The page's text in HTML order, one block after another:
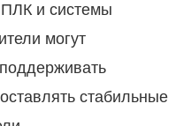
и системы
могут
стабильные